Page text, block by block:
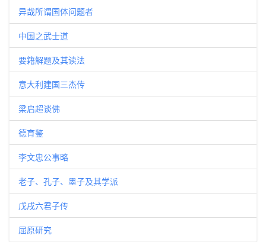
异哉所谓国体问题者
中国之武士道
要籍解题及其读法
意大利建国三杰传
梁启超谈佛
德育鉴
李文忠公事略
老子、孔子、墨子及其学派
戊戌六君子传
屈原研究